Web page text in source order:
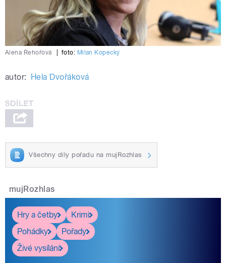
Alena Řehořová foto: Milan Kopecký
autor: Hela Dvořáková
Všechny díly pořadu na mujRozhlas
mujRozhlas
Hry a četby
Krimi
Pohádky
Pořady
Živé vysílání